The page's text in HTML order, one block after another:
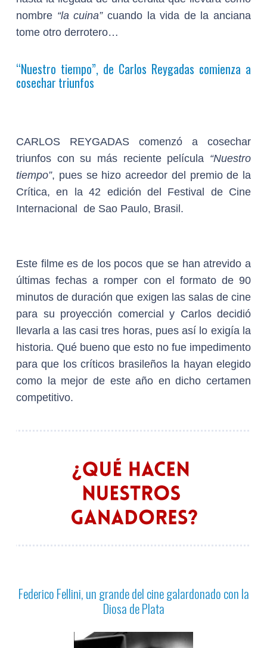
nombre “la cuina”cuando la vida de la anciana
tome otro derrotero…
“Nuestro tiempo”, de Carlos Reygadas comienza a
cosechar triunfos
CARLOS REYGADAS comenzó a cosechar
triunfos con su más reciente película “Nuestro
tiempo”, pues se hizo acreedor del premio de la
Crítica, en la 42 edición del Festival de Cine
Internacional de Sao Paulo, Brasil.
Este filme es de los pocos que se han atrevido a
últimas fechas a romper con el formato de 90
minutos de duración que exigen las salas de cine
para su proyección comercial y Carlos decidió
llevarla a las casi tres horas, pues así lo exigía la
historia. Qué bueno que esto no fue impedimento
para que los críticos brasileños la hayan elegido
como la mejor de este año en dicho certamen
competitivo.
Federico Fellini, un grande del cine galardonado con la
Diosa de Plata